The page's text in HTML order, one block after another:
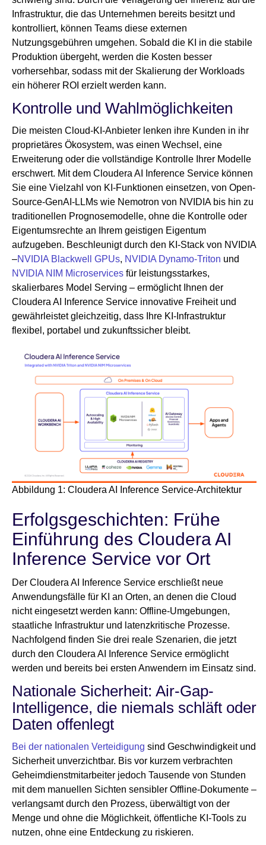
Infrastruktur, die das Unternehmen bereits besitzt und
kontrolliert, können Teams diese externen
Nutzungsgebühren umgehen. Sobald die KI in die stabile
Produktion übergeht, werden die Kosten besser
vorhersehbar, sodass mit der Skalierung der Workloads
ein höherer ROI erzielt werden kann.
Kontrolle und Wahlmöglichkeiten
Die meisten Cloud-KI-Anbieter lenken ihre Kunden in ihr
proprietäres Ökosystem, was einen Wechsel, eine
Erweiterung oder die vollständige Kontrolle Ihrer Modelle
erschwert. Mit dem Cloudera AI Inference Service können
Sie eine Vielzahl von KI-Funktionen einsetzen, von Open-
Source-GenAI-LLMs wie Nemotron von NVIDIA bis hin zu
traditionellen Prognosemodelle, ohne die Kontrolle oder
Eigentumsrechte an Ihrem geistigen Eigentum
aufzugeben. Beschleunigt durch den KI-Stack von NVIDIA
–NVIDIA Blackwell GPUs, NVIDIA Dynamo-Triton und
NVIDIA NIM Microservices für leistungsstarkes,
skalierbares Model Serving – ermöglicht Ihnen der
Cloudera AI Inference Service innovative Freiheit und
gewährleistet gleichzeitig, dass Ihre KI-Infrastruktur
flexibel, portabel und zukunftssicher bleibt.
Abbildung 1: Cloudera AI Inference Service-Architektur
Erfolgsgeschichten: Frühe
Einführung des Cloudera AI
Inference Service vor Ort
Der Cloudera AI Inference Service erschließt neue
Anwendungsfälle für KI an Orten, an denen die Cloud
nicht eingesetzt werden kann: Offline-Umgebungen,
staatliche Infrastruktur und latenzkritische Prozesse.
Nachfolgend finden Sie drei reale Szenarien, die jetzt
durch den Cloudera AI Inference Service ermöglicht
werden und bereits bei ersten Anwendern im Einsatz sind.
Nationale Sicherheit: Air-Gap-
Intelligence, die niemals schläft oder
Daten offenlegt
Bei der nationalen Verteidigung sind Geschwindigkeit und
Sicherheit unverzichtbar. Bis vor kurzem verbrachten
Geheimdienstmitarbeiter jedoch Tausende von Stunden
mit dem manuellen Sichten sensibler Offline-Dokumente –
verlangsamt durch den Prozess, überwältigt von der
Menge und ohne die Möglichkeit, öffentliche KI-Tools zu
nutzen, ohne eine Entdeckung zu riskieren.